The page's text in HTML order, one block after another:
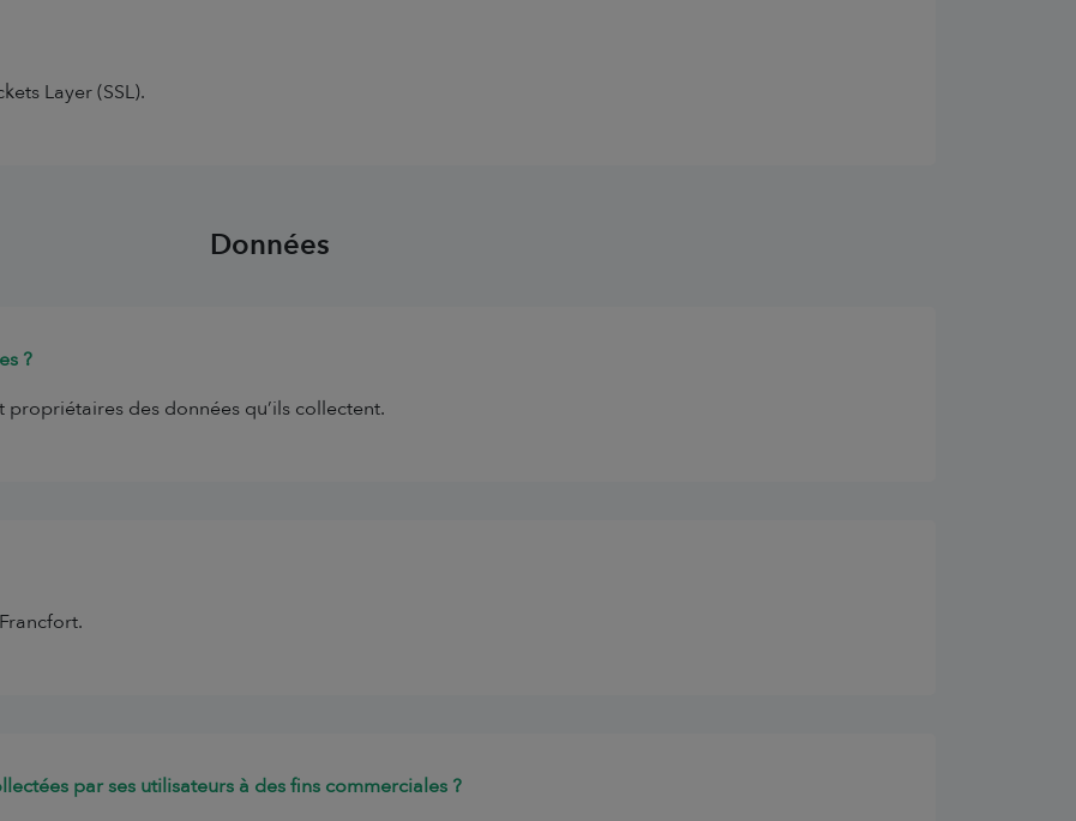
Layer (SSL).
Données
?
propriétaires des données qu’ils collectent.
par ses utilisateurs à des fins commerciales ?